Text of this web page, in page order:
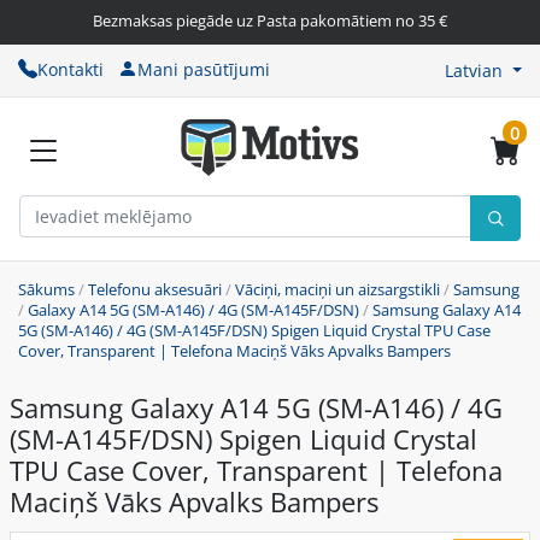
Bezmaksas piegāde uz Pasta pakomātiem no 35 €
Kontakti Mani pasūtījumi Latvian
0
Sākums/Telefonu aksesuāri/Vāciņi, maciņi un aizsargstikli/Samsung
/Galaxy A14 5G (SM-A146) / 4G (SM-A145F/DSN)/Samsung Galaxy A14
5G (SM-A146) / 4G (SM-A145F/DSN) Spigen Liquid Crystal TPU Case
Cover, Transparent | Telefona Maciņš Vāks Apvalks Bampers
Samsung Galaxy A14 5G (SM-A146) / 4G
(SM-A145F/DSN) Spigen Liquid Crystal
TPU Case Cover, Transparent | Telefona
Maciņš Vāks Apvalks Bampers